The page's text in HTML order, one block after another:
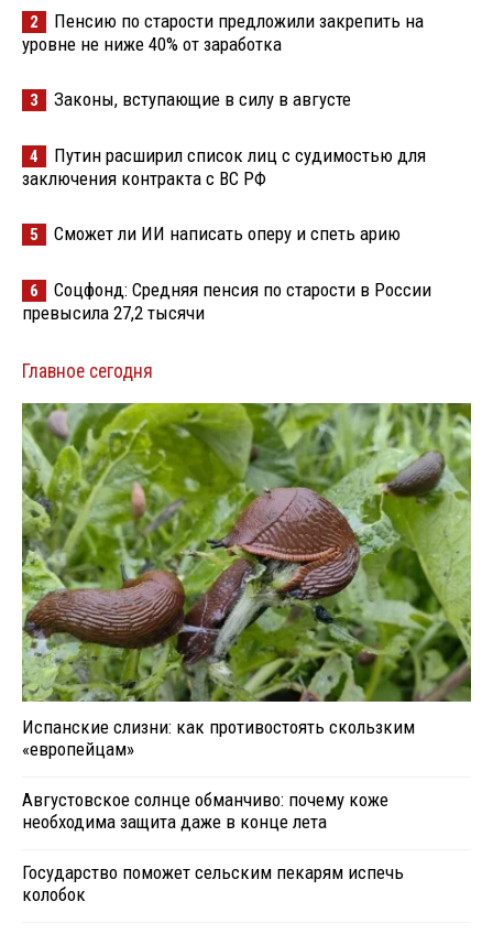
2
Пенсию по старости предложили закрепить на
уровне не ниже 40% от заработка
3 Законы, вступающие в силу в августе
4
Путин расширил список лиц с судимостью для
заключения контракта с ВС РФ
5 Сможет ли ИИ написать оперу и спеть арию
6
Соцфонд: Средняя пенсия по старости в России
превысила 27,2 тысячи
Главное сегодня
Испанские слизни: как противостоять скользким
«европейцам»
Августовское солнце обманчиво: почему коже
необходима защита даже в конце лета
Государство поможет сельским пекарям испечь
колобок